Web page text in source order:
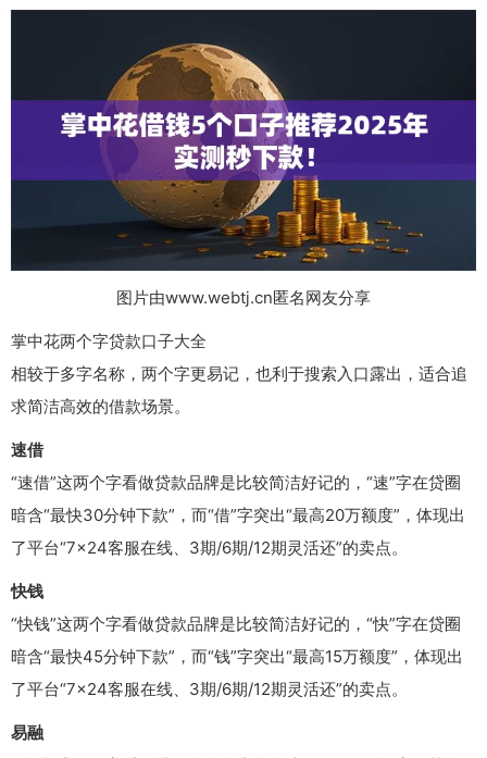
图片由www.webtj.cn匿名网友分享
掌中花两个字贷款口子大全
相较于多字名称，两个字更易记，也利于搜索入口露出，适合追
求简洁高效的借款场景。
速借
“速借”这两个字看做贷款品牌是比较简洁好记的，“速”字在贷圈
暗含“最快30分钟下款”，而“借”字突出“最高20万额度”，体现出
了平台“7×24客服在线、3期/6期/12期灵活还”的卖点。
快钱
“快钱”这两个字看做贷款品牌是比较简洁好记的，“快”字在贷圈
暗含“最快45分钟下款”，而“钱”字突出“最高15万额度”，体现出
了平台“7×24客服在线、3期/6期/12期灵活还”的卖点。
易融